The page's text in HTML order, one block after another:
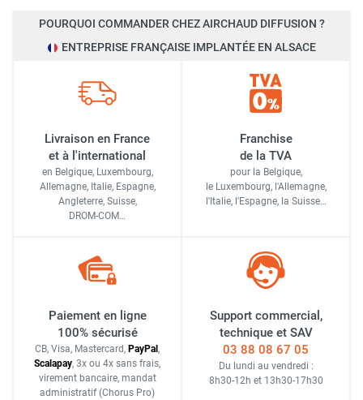
POURQUOI COMMANDER CHEZ AIRCHAUD DIFFUSION ?
ENTREPRISE FRANÇAISE IMPLANTÉE EN ALSACE
Livraison en France
et à l'international
en Belgique, Luxembourg,
Allemagne, Italie, Espagne,
Angleterre, Suisse,
DROM-COM…
Franchise
de la TVA
pour la Belgique,
le Luxembourg, l'Allemagne,
l'Italie, l'Espagne, la Suisse…
Paiement en ligne
100% sécurisé
CB, Visa, Mastercard, PayPal ,
Scalapay, 3x ou 4x sans frais,
virement bancaire, mandat
administratif (Chorus Pro)
Support commercial,
technique et SAV
03 88 08 67 05
Du lundi au vendredi :
8h30-12h et 13h30-17h30